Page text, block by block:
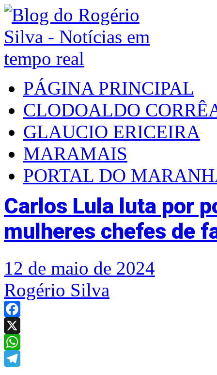
PÁGINA PRINCIPAL
CLODOALDO
GLAUCIO ERICEIRA
MARAMAIS
PORTAL DO
Carlos Lula luta por
mulheres chefes de
12 de maio de 2024
Rogério Silva
Facebook
X
WhatsApp